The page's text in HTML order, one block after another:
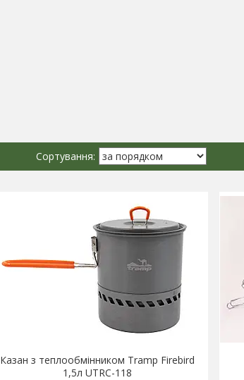
Казан з теплообмінником Tramp Firebird
1,5л UTRC-118